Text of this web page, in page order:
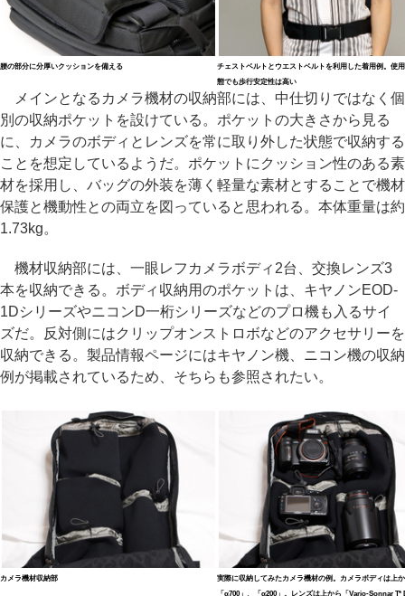
腰の部分に分厚いクッションを備える
チェストベルトとウエストベルトを利用した着用例。使
態でも歩行安定性は高い
メインとなるカメラ機材の収納部には、中仕切りではなく個
別の収納ポケットを設けている。ポケットの大きさから見る
に、カメラのボディとレンズを常に取り外した状態で収納する
ことを想定しているようだ。ポケットにクッション性のある素
材を採用し、バッグの外装を薄く軽量な素材とすることで機材
保護と機動性との両立を図っていると思われる。本体重量は約
1.73kg。
機材収納部には、一眼レフカメラボディ2台、交換レンズ3
本を収納できる。ボディ収納用のポケットは、キヤノンEOD-
1DシリーズやニコンD一桁シリーズなどのプロ機も入るサイ
ズだ。反対側にはクリップオンストロボなどのアクセサリーを
収納できる。製品情報ページにはキヤノン機、ニコン機の収納
例が掲載されているため、そちらも参照されたい。
カメラ機材収納部
実際に収納してみたカメラ機材の例。カメラボディは上
「α700」、「α200」。レンズは上から「Vario-Sonnar T*